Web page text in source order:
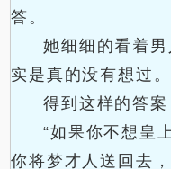
答。
她细细的看着
实是真的没有想过。
得到这样的答案
“如果你不想皇
你将梦才人送回去